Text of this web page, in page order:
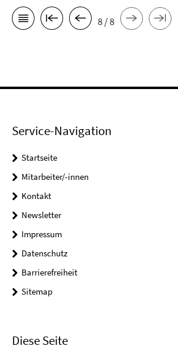
8 / 8
Service-Navigation
Startseite
Mitarbeiter/-innen
Kontakt
Newsletter
Impressum
Datenschutz
Barrierefreiheit
Sitemap
Diese Seite